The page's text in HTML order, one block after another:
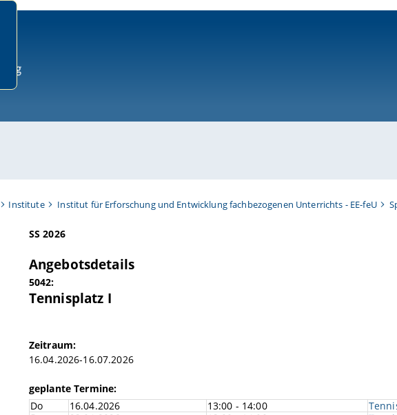
Institute Institut für Erforschung und Entwicklung fachbezogenen Unterrichts - EE-feU
SS 2026
Angebotsdetails
5042:
Tennisplatz I
Zeitraum:
16.04.2026-16.07.2026
geplante Termine:
Do
16.04.2026 13:00 - 14:00